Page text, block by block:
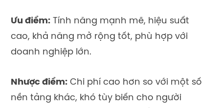
Ưu điểm: Tính năng mạnh mẽ, hiệu suất
cao, khả năng mở rộng tốt, phù hợp với
doanh nghiệp lớn.
Nhược điểm: Chi phí cao hơn so với một số
nền tảng khác, khó tùy biến cho người